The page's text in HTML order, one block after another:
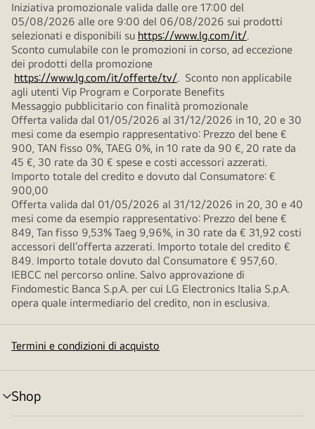
Iniziativa promozionale valida dalle ore 17:00 del
05/08/2026 alle ore 9:00 del 06/08/2026 sui prodotti
selezionati e disponibili su https://www.lg.com/it/.
Sconto cumulabile con le promozioni in corso, ad eccezione
dei prodotti della promozione
https://www.lg.com/it/offerte/tv/. Sconto non applicabile
agli utenti Vip Program e Corporate Benefits
Messaggio pubblicitario con finalità promozionale
Offerta valida dal 01/05/2026 al 31/12/2026 in 10, 20 e 30
mesi come da esempio rappresentativo: Prezzo del bene €
900, TAN fisso 0%, TAEG 0%, in 10 rate da 90 €, 20 rate da
45 €, 30 rate da 30 € spese e costi accessori azzerati.
Importo totale del credito e dovuto dal Consumatore: €
900,00
Offerta valida dal 01/05/2026 al 31/12/2026 in 20, 30 e 40
mesi come da esempio rappresentativo: Prezzo del bene €
849, Tan fisso 9,53% Taeg 9,96%, in 30 rate da € 31,92 costi
accessori dell’offerta azzerati. Importo totale del credito €
849. Importo totale dovuto dal Consumatore € 957,60.
IEBCC nel percorso online. Salvo approvazione di
Findomestic Banca S.p.A. per cui LG Electronics Italia S.p.A.
opera quale intermediario del credito, non in esclusiva.
Termini e condizioni di acquisto
Shop
Attivazione
menu